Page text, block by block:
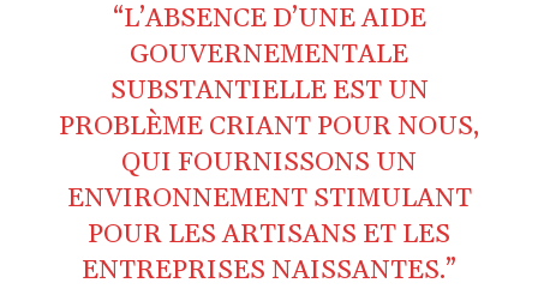
“L’ABSENCE D’UNE AIDE
GOUVERNEMENTALE
SUBSTANTIELLE EST UN
PROBLÈME CRIANT POUR NOUS,
QUI FOURNISSONS UN
ENVIRONNEMENT STIMULANT
POUR LES ARTISANS ET LES
ENTREPRISES NAISSANTES.”